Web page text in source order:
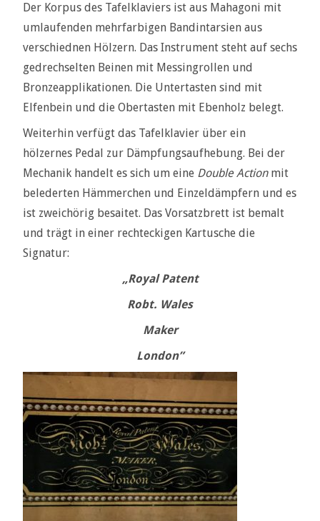
Der Korpus des Tafelklaviers ist aus Mahagoni mit
umlaufenden mehrfarbigen Bandintarsien aus
verschiednen Hölzern. Das Instrument steht auf sechs
gedrechselten Beinen mit Messingrollen und
Bronzeapplikationen. Die Untertasten sind mit
Elfenbein und die Obertasten mit Ebenholz belegt.
Weiterhin verfügt das Tafelklavier über ein
hölzernes Pedal zur Dämpfungsaufhebung. Bei der
Mechanik handelt es sich um eine Double Actionmit
belederten Hämmerchen und Einzeldämpfern und es
ist zweichörig besaitet. Das Vorsatzbrett ist bemalt
und trägt in einer rechteckigen Kartusche die
Signatur:
„Royal Patent
Robt. Wales
Maker
London”